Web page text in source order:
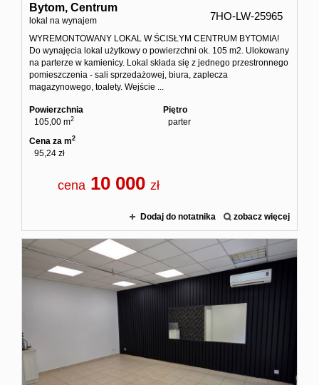
Bytom, Centrum
lokal na wynajem 7HO-LW-25965
WYREMONTOWANY LOKAL W ŚCISŁYM CENTRUM BYTOMIA!
Do wynajęcia lokal użytkowy o powierzchni ok. 105 m2. Ulokowany
na parterze w kamienicy. Lokal składa się z jednego przestronnego
pomieszczenia - sali sprzedażowej, biura, zaplecza
magazynowego, toalety. Wejście ...
Powierzchnia
105,00 m2
Piętro
parter
Cena za m2
95,24 zł
cena 10 000 zł
Dodaj do notatnika zobacz więcej